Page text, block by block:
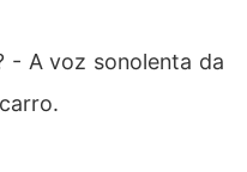
- A voz sonolenta da